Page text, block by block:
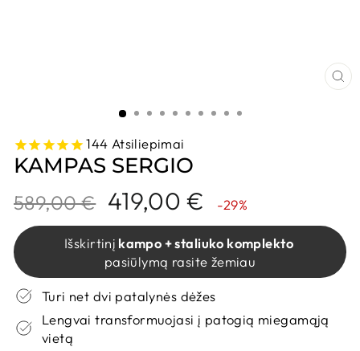
144 Atsiliepimai
KAMPAS SERGIO
Kaina
589,00 €
Nuolaidos
kaina
419,00 € -29%
Išskirtinį kampo + staliuko komplekto
pasiūlymą rasite žemiau
Turi net dvi patalynės dėžes
Lengvai transformuojasi į patogią miegamąją
vietą